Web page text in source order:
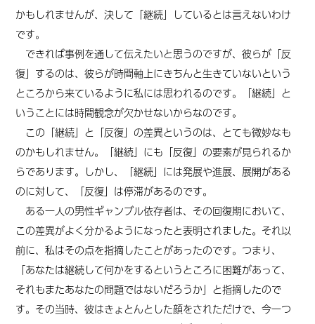
かもしれませんが、決して「継続」しているとは言えないわけ
です。
できれば事例を通して伝えたいと思うのですが、彼らが「反
復」するのは、彼らが時間軸上にきちんと生きていないという
ところから来ているように私には思われるのです。「継続」と
いうことには時間観念が欠かせないからなのです。
この「継続」と「反復」の差異というのは、とても微妙なも
のかもしれません。
「継続」にも「反復」の要素が見られるか
らであります。 しかし、
「継続」には発展や進展、展開がある
のに対して、「反復」は停滞があるのです。
ある一人の男性ギャンブル依存者は、その回復期において、
この差異がよく分かるようになったと表明されました。それ以
前に、私はその点を指摘したことがあったのです。つまり、
「あなたは継続して何かをするというところに困難があって、
それもまたあなたの問題ではないだろうか」と指摘したので
す。その当時、彼はきょとんとした顔をされただけで、今一つ